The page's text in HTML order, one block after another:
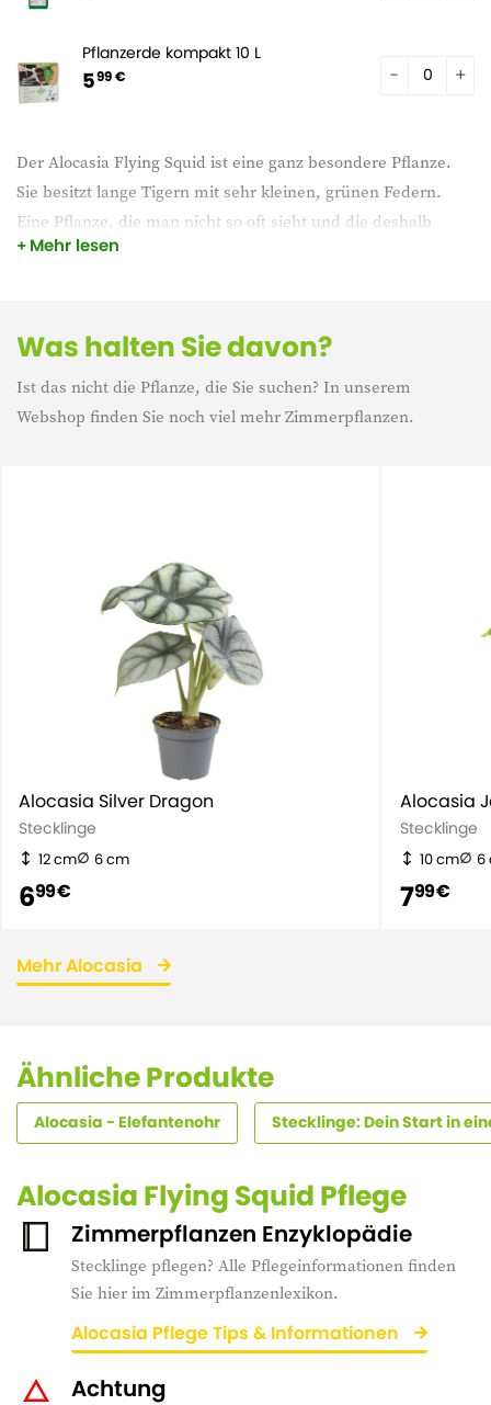
Der Alocasia Flying Squid ist eine ganz besondere Pflanze.
Sie besitzt lange Tigern mit sehr kleinen, grünen Federn.
Eine Pflanze, die man nicht so oft sieht und die deshalb
umso unterhaltsamer ist, wenn man sie bei sich hat!
Mehr lesen
Pflanzerde kompakt 10 L
599 €
Was halten Sie davon?
Ist das nicht die Pflanze, die Sie suchen? In unserem
Webshop finden Sie noch viel mehr Zimmerpflanzen.
Alocasia Silver Dragon
Stecklinge
12 cm 6 cm
699 €
Alocasia
Stecklinge
10 cm 6
799 €
Mehr Alocasia
Ähnliche Produkte
Alocasia - Elefantenohr Stecklinge: Dein Start in
Alocasia Flying Squid Pflege
Zimmerpflanzen Enzyklopädie
Stecklinge pflegen? Alle Pflegeinformationen finden
Sie hier im Zimmerpflanzenlexikon.
Alocasia Pflege Tips & Informationen
Achtung